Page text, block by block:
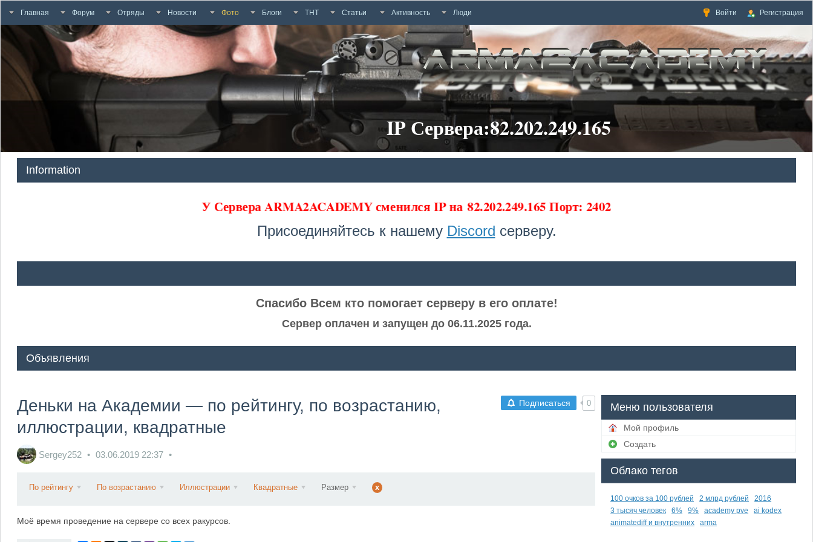
Главная Форум Отряды Новости Фото Блоги ТНТ Статьи Активность Люди Войти Регистрация
IP Сервера:82.202.249.165
Information
У Сервера ARMA2ACADEMY сменился IP на82.202.249.165 Порт: 2402
Присоединяйтесь к нашему Discord серверу.
Спасибо Всем кто помогает серверу в его оплате!
Сервер оплачен и запущен до 06.11.2025 года.
Объявления
Подписаться 0
Деньки на Академии — по рейтингу, по возрастанию,
иллюстрации, квадратные
Sergey252 03.06.2019 22:37
По рейтингу По возрастанию Иллюстрации Квадратные Размер x
Моё время проведение на сервере со всех ракурсов.
Меню пользователя
Мой профиль
Создать
Облако тегов
100 очков за 100 рублей 2 млрд рублей
2016
3 тысяч человек
6% 9% academy pve
ai kodex
animatediff и внутренних
arma